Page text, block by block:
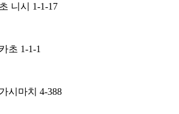
니시 1-1-17
초 1-1-1
시마치 4-388